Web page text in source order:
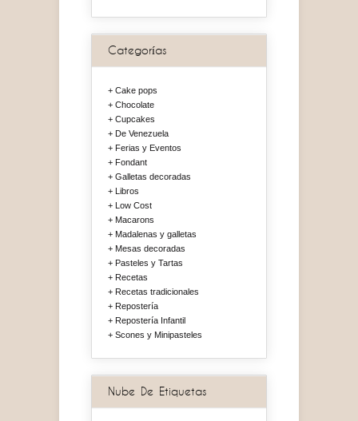
Categorías
Cake pops
Chocolate
Cupcakes
De Venezuela
Ferias y Eventos
Fondant
Galletas decoradas
Libros
Low Cost
Macarons
Madalenas y galletas
Mesas decoradas
Pasteles y Tartas
Recetas
Recetas tradicionales
Repostería
Repostería Infantil
Scones y Minipasteles
Nube De Etiquetas